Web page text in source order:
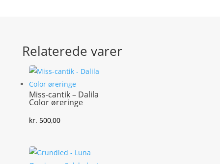
Relaterede varer
Miss-cantik – Dalila
Color øreringe
kr. 500,00